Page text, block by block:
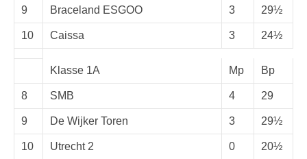
9 Braceland ESGOO 3 29½
10 Caissa 3 24½
Klasse 1A Mp Bp
8 SMB 4 29
9 De Wijker Toren 3 29½
10 Utrecht 2 0 20½